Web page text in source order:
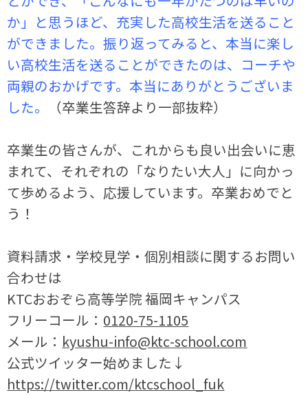
か」と思うほど、充実した高校生活を送ること
ができました。振り返ってみると、本当に楽し
い高校生活を送ることができたのは、コーチや
両親のおかげです。本当にありがとうございま
した。
（卒業生答辞より一部抜粋）
卒業生の皆さんが、これからも良い出会いに恵
まれて、それぞれの「なりたい大人」に向かっ
て歩めるよう、応援しています。卒業おめでと
う！
資料請求・学校見学・個別相談に関するお問い
合わせは
KTCおおぞら高等学院 福岡キャンパス
フリーコール： 0120-75-1105
メール： kyushu-info@ktc-school.com
公式ツイッター始めました↓
https://twitter.com/ktcschool_fuk